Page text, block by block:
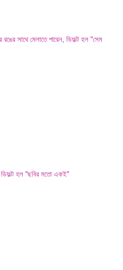
সাথে মেলাতে পারেন, ডিফল্ট হল "সেম
হল "ছবির মতো একই"